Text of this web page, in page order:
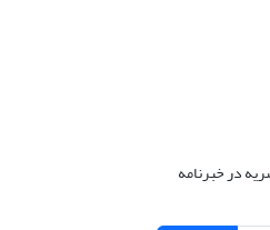
در خبرنامه